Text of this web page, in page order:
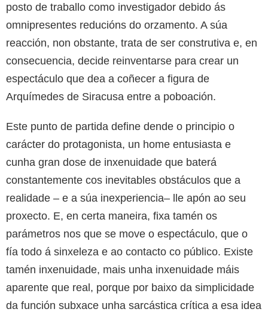
posto de traballo como investigador debido ás
omnipresentes reducións do orzamento. A súa
reacción, non obstante, trata de ser construtiva e, en
consecuencia, decide reinventarse para crear un
espectáculo que dea a coñecer a figura de
Arquímedes de Siracusa entre a poboación.
Este punto de partida define dende o principio o
carácter do protagonista, un home entusiasta e
cunha gran dose de inxenuidade que baterá
constantemente cos inevitables obstáculos que a
realidade – e a súa inexperiencia– lle apón ao seu
proxecto. E, en certa maneira, fixa tamén os
parámetros nos que se move o espectáculo, que o
fía todo á sinxeleza e ao contacto co público. Existe
tamén inxenuidade, mais unha inxenuidade máis
aparente que real, porque por baixo da simplicidade
da función subxace unha sarcástica crítica a esa idea